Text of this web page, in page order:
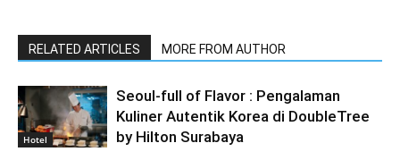
RELATED ARTICLES MORE FROM AUTHOR
Hotel
Seoul-full of Flavor : Pengalaman
Kuliner Autentik Korea di DoubleTree
by Hilton Surabaya